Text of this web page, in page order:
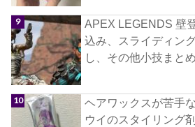
APEX LEGENDS 壁
込み、スライディン
し、その他小技まとめ
ヘアワックスが苦手
ウイのスタイリング